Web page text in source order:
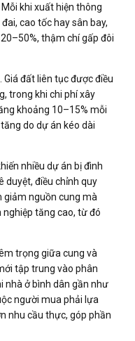
khi xuất hiện thông
cao tốc hay sân bay,
thậm chí gấp đôi
đất liên tục được điều
trong khi chi phí xây
khoảng 10–15% mỗi
do dự án kéo dài
nhiều dự án bị đình
duyệt, điều chỉnh quy
giảm nguồn cung mà
nghiệp tăng cao, từ đó
trọng giữa cung và
tập trung vào phân
nhà ở bình dân gần như
người mua phải lựa
nhu cầu thực, góp phần